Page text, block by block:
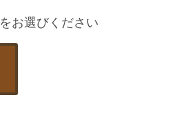
をお選びください